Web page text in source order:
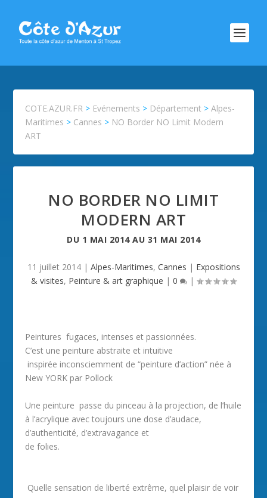
COTE.AZUR.FR > Evénements > Département >Alpes-
Maritimes > Cannes > NO Border NO Limit Modern
ART
NO BORDER NO LIMIT
MODERN ART
DU 1 MAI 2014AU 31 MAI 2014
11 juillet 2014| Alpes-Maritimes, Cannes | Expositions
& visites, Peinture & art graphique | 0 |
Peintures fugaces, intenses et passionnées.
C’est une peinture abstraite et intuitive
inspirée inconsciemment de “peinture d’action” née à
New YORK par Pollock
Une peinture passe du pinceau à la projection, de l’huile
à l’acrylique avec toujours une dose d’audace,
d’authenticité, d’extravagance et
de folies.
Quelle sensation de liberté extrême, quel plaisir de voir